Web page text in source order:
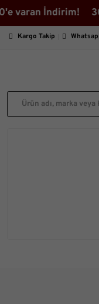
varan İndirim!
Kargo Takip